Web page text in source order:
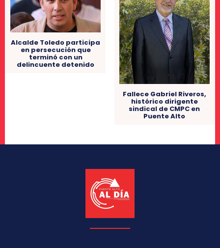
Alcalde Toledo participa
en persecución que
terminó con un
delincuente detenido
Fallece Gabriel Riveros,
histórico dirigente
sindical de CMPC en
Puente Alto